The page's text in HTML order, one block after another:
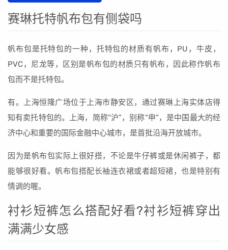
赛琳托特帆布包有侧袋吗
帆布包是托特包的一种，托特包的材质有帆布，PU，牛皮，
PVC，尼龙等，区别是帆布包的材质只有帆布，因此称作帆布
包而不是托特包。
有。上海恒隆广场位于上海市静安区，通过赛琳上海实体店得
知有卖托特包的。上海，简称“沪”，别称“申”，是中国最大的经
济中心和重要的国际金融中心城市，是首批沿海开放城市。
因为是帆布包实际上很好搭，不论是牛仔裤或是休闲裤子，都
能够很好看。帆布包搭配长袖连衣裙或者超短裙，也是特别有
情调的喔。
衬衫短裤怎么搭配好看?衬衫短裤穿出
满满少女感